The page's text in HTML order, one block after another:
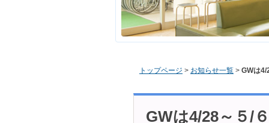
トップページ > お知らせ一覧 > GWは4/
GWは4/28～５/